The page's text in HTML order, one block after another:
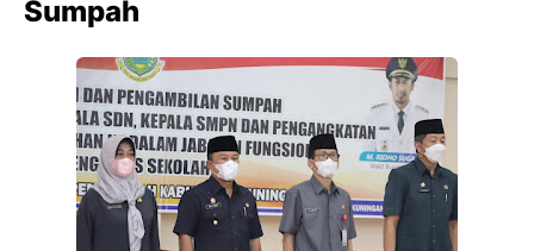
Sumpah